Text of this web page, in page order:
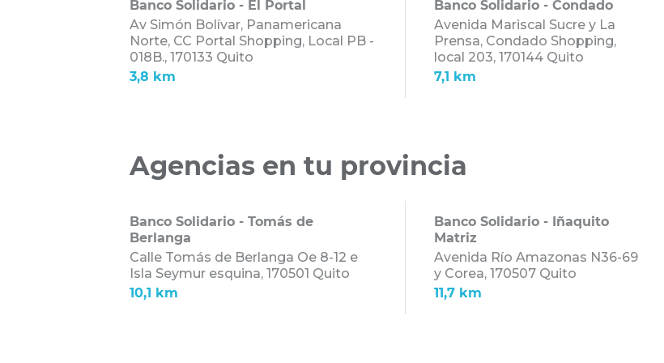
Banco Solidario - El Portal
Av Simón Bolívar, Panamericana
Norte, CC Portal Shopping, Local PB -
018B., 170133 Quito
3,8 km
Banco Solidario - Condado
Avenida Mariscal Sucre y La
Prensa, Condado Shopping,
local 203, 170144 Quito
7,1 km
Agencias en tu provincia
Banco Solidario - Tomás de
Berlanga
Calle Tomás de Berlanga Oe 8-12 e
Isla Seymur esquina, 170501 Quito
10,1 km
Banco Solidario - Iñaquito
Matriz
Avenida Río Amazonas N36-69
y Corea, 170507 Quito
11,7 km